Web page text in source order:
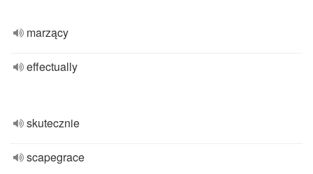
marzący
effectually
skutecznie
scapegrace